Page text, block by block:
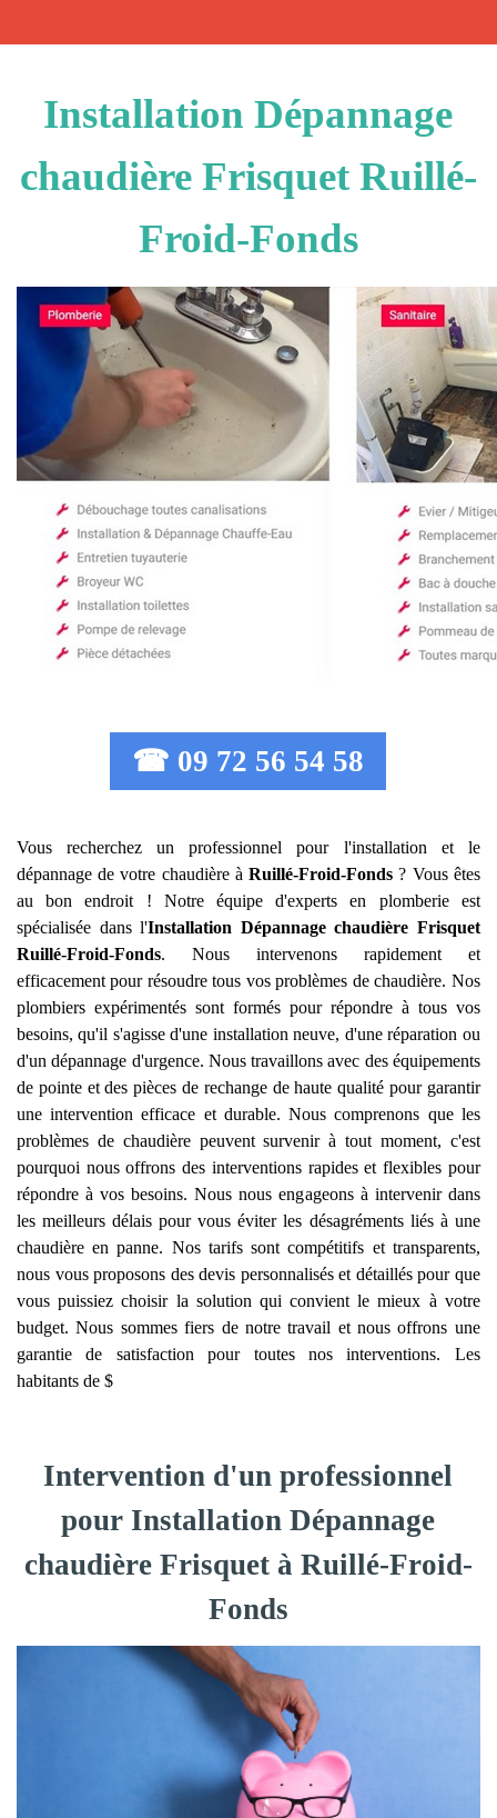
Installation Dépannage
chaudière Frisquet Ruillé-
Froid-Fonds
☎ 09 72 56 54 58
Vous recherchez un professionnel pour l'installation et le
dépannage de votre chaudière àRuillé-Froid-Fonds ? Vous êtes
au bon endroit ! Notre équipe d'experts en plomberie est
spécialisée dans l'Installation Dépannage chaudière Frisquet
Ruillé-Froid-Fonds. Nous intervenons rapidement et
efficacement pour résoudre tous vos problèmes de chaudière. Nos
plombiers expérimentés sont formés pour répondre à tous vos
besoins, qu'il s'agisse d'une installation neuve, d'une réparation ou
d'un dépannage d'urgence. Nous travaillons avec des équipements
de pointe et des pièces de rechange de haute qualité pour garantir
une intervention efficace et durable. Nous comprenons que les
problèmes de chaudière peuvent survenir à tout moment, c'est
pourquoi nous offrons des interventions rapides et flexibles pour
répondre à vos besoins. Nous nous engageons à intervenir dans
les meilleurs délais pour vous éviter les désagréments liés à une
chaudière en panne. Nos tarifs sont compétitifs et transparents,
nous vous proposons des devis personnalisés et détaillés pour que
vous puissiez choisir la solution qui convient le mieux à votre
budget. Nous sommes fiers de notre travail et nous offrons une
garantie de satisfaction pour toutes nos interventions. Les
habitants de $
Intervention d'un professionnel
pour Installation Dépannage
chaudière Frisquet à Ruillé-Froid-
Fonds